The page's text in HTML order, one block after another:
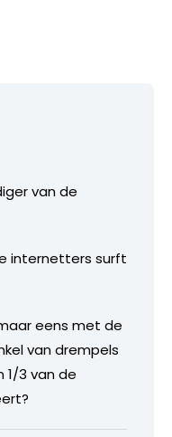
van de
internetters surft
eens met de
van drempels
1/3 van de